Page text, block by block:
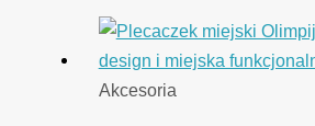
Akcesoria